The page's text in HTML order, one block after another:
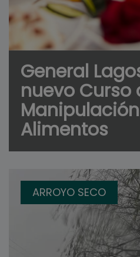
General
nuevo Curso
Alimentos
ARROYO SECO